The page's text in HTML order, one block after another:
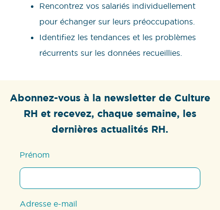
Rencontrez vos salariés individuellement
pour échanger sur leurs préoccupations.
Identifiez les tendances et les problèmes
récurrents sur les données recueillies.
Abonnez-vous à la newsletter de Culture
RH et recevez, chaque semaine, les
dernières actualités RH.
Prénom
Adresse e-mail